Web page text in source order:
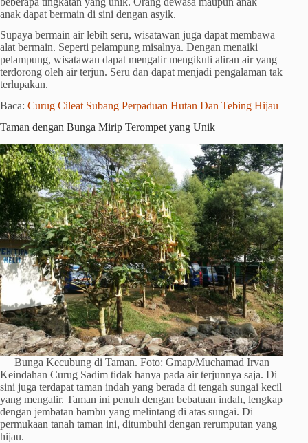
anak dapat bermain di sini dengan asyik.
Supaya bermain air lebih seru, wisatawan juga dapat membawa
alat bermain. Seperti pelampung misalnya. Dengan menaiki
pelampung, wisatawan dapat mengalir mengikuti aliran air yang
terdorong oleh air terjun. Seru dan dapat menjadi pengalaman tak
terlupakan.
Baca: Curug Cileat Subang Perpaduan Hutan Dan Tebing Hijau
Taman dengan Bunga Mirip Terompet yang Unik
Bunga Kecubung di Taman. Foto: Gmap/Muchamad Irvan
Keindahan Curug Sadim tidak hanya pada air terjunnya saja. Di
sini juga terdapat taman indah yang berada di tengah sungai kecil
yang mengalir. Taman ini penuh dengan bebatuan indah, lengkap
dengan jembatan bambu yang melintang di atas sungai. Di
permukaan tanah taman ini, ditumbuhi dengan rerumputan yang
hijau.